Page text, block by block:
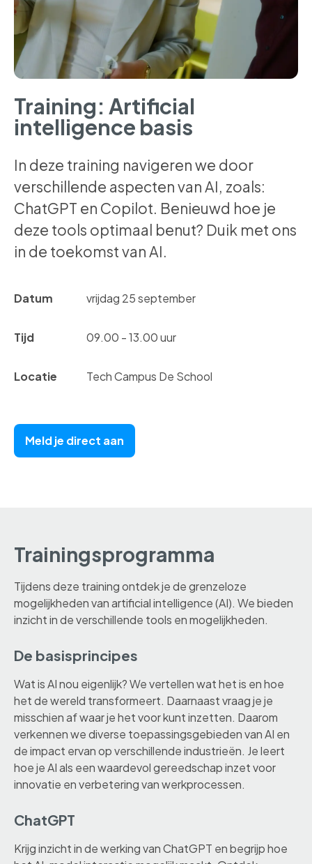
Training: Artificial
intelligence basis
In deze training navigeren we door
verschillende aspecten van AI, zoals:
ChatGPT en Copilot. Benieuwd hoe je
deze tools optimaal benut? Duik met ons
in de toekomst van AI.
Datum vrijdag 25 september
Tijd 09.00 - 13.00 uur
Locatie Tech Campus De School
Meld je direct aan
Trainingsprogramma
Tijdens deze training ontdek je de grenzeloze
mogelijkheden van artificial intelligence (AI). We bieden
inzicht in de verschillende tools en mogelijkheden.
De basisprincipes
Wat is AI nou eigenlijk? We vertellen wat het is en hoe
het de wereld transformeert. Daarnaast vraag je je
misschien af waar je het voor kunt inzetten. Daarom
verkennen we diverse toepassingsgebieden van AI en
de impact ervan op verschillende industrieën. Je leert
hoe je AI als een waardevol gereedschap inzet voor
innovatie en verbetering van werkprocessen.
ChatGPT
Krijg inzicht in de werking van ChatGPT en begrijp hoe